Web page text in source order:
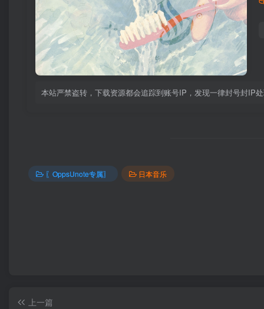
本站严禁盗转，下载资源都会追踪到账号IP，发现一律封号封IP
〖OppsUnote专属〗 日本音乐
上一篇